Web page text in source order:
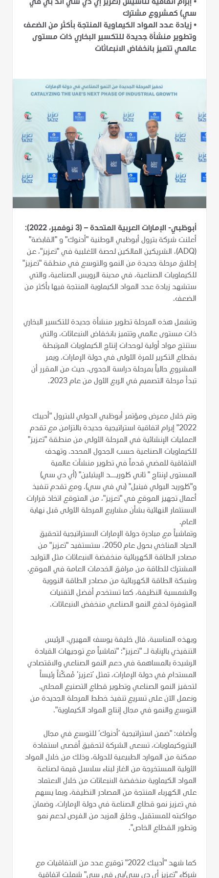
• إبرام اتفاقية لتأسيس (تعزيز إي دي سي آند بي في
سي) كمشروع مشترك
• زيادة عدد المواد الكيماوية المنتجة بأكثر من الضعف
وتطوير منشأة جديدة للتكسير البخاري ذات مستوى
عالمي تتميز بانخفاض الانبعاثات
أبوظبي- الإمارات العربية المتحدة – (3 نوفمبر، 2022):
أعلنت شركة بترول أبوظبي الوطنية "أدنوك" و "القابضة"
(ADQ)، الشريكين المالكين لحصة الأغلبية في "تعزيز"، عن
إطلاق مرحلة جديدة من النمو والتوسع في منطقة "تعزيز"
للكيماويات الصناعية، في مدينة الرويس الصناعية، والتي
ستشهد زيادة عدد المواد الكيماوية المنتجة فيها بأكثر من
الضعف.
وتشمل هذه المرحلة تطوير منشأة جديدة للتكسير البخاري
ذات مستوى عالمي وتتميز بانخفاض الانبعاثات، والتي
ستنتج مواد أولية لوحدات إنتاج الكيماويات المرتبطة
بقطاع التكرير للمرة الأولى في دولة الإمارات. ويمر
المشروع حالياً بمرحلة دراسة الجدوى، حيث من المقرر أن
تبدأ مرحلة التصميم في الربع الأول من عام 2023.
وتم خلال معرض ومؤتمر أبوظبي الدولي للبترول "أديبك
2022" إبرام اتفاقية استراتيجية جديدة بالتزامن مع تقدم
العمليات الإنشائية في المرحلة الأولى من منطقة "تعزيز"
للكيماويات الصناعية حسب الجدول المحدد. وتهدف
الاتفاقية للمضي قدماً في تطوير منشآت عالمية
المستوى لإنتاج " ثاني كلوريــد الإيثيلين" (أي دي سي)
و"كلوريد البولي فينيل" (بي في سي). ومع تقدم تنفيذ
أعمال تجهيز الموقع في "تعزيز"، من المتوقع اتخاذ قرارات
الاستثمار النهائية بشأن مشاريع المرحلة الأولى قبل نهاية
العام.
وتماشياً مع مبادرة دولة الإمارات الاستراتيجية لتحقيق
الحياد المناخي بحول عام 2050، ستستفيد "تعزيز" من
مصادر الطاقة الكهربائية منخفضة الانبعاثات مثل التوليد
المشترك للطاقة من مرافق الخدمات العامة في الموقع،
وشبكة الطاقة الكهربائية من مصادر الطاقة النووية
والشمسية النظيفة، كما تستخدم أفضل التقنيات
المتوفرة لدفع النمو الصناعي منخفض الانبعاثات.
وبهذه المناسبة، قال خليفة يوسف المهيري، الرئيس
التنفيذي بالإنابة لـ "تعزيز": "تماشياً مع توجيهات القيادة
الرشيدة بالمساهمة في دعم النمو الصناعي والاقتصادي
المستدام في دولة الإمارات، تمثل ’تعزيز‘ مُمكّناً رئيساً
لتحفيز النمو الصناعي وتطوير قطاع التصنيع المحلي.
ونعمل الآن على تسريع تنفيذ خطط المرحلة الجديدة من
التوسع والنمو في مجال إنتاج المواد الكيماوية".
وأضاف: "ضمن استراتيجية ’أدنوك‘ للتوسع في مجال
البتروكيماويات، تسعى الشركة لتحقيق أقصى استفادة
ممكنة من الموارد الطبيعية للدولة، وذلك من خلال المواد
الأولية المستخرجة من الغاز لبناء سلاسل قيمة لصناعة
المواد الكيماوية منخفضة الانبعاثات من خلال الاعتماد
على الكهرباء المنتجة من المصادر النظيفة، وبما يسهم
في تعزيز نمو قطاع الصناعة في دولة الإمارات، وضمان
مواكبته للمستقبل، وخلق المزيد من الفرص لدعم نمو
وتطور القطاع الخاص".
كما شهد "أديبك 2022" توقيع عدد من الاتفاقيات مع
شركاء "تعزيز أي دي سي/بي في سي" شملت اتفاقية